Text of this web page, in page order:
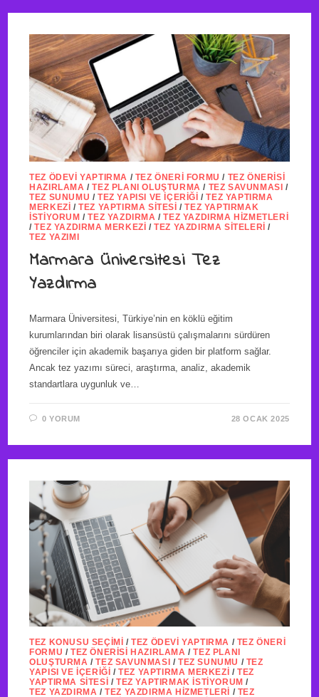
TEZ ÖDEVI YAPTIRMA / TEZ ÖNERI FORMU / TEZ ÖNERISI
HAZIRLAMA /TEZ PLANI OLUŞTURMA / TEZ SAVUNMASI /
TEZ SUNUMU /TEZ YAPISI VE İÇERIĞI /TEZ YAPTIRMA
MERKEZI /TEZ YAPTIRMA SITESI /TEZ YAPTIRMAK
İSTIYORUM /TEZ YAZDIRMA /TEZ YAZDIRMA HIZMETLERI
/TEZ YAZDIRMA MERKEZI /TEZ YAZDIRMA SITELERI /
TEZ YAZIMI
Marmara Üniversitesi Tez
Yazdırma
Marmara Üniversitesi, Türkiye’nin en köklü eğitim
kurumlarından biri olarak lisansüstü çalışmalarını sürdüren
öğrenciler için akademik başarıya giden bir platform sağlar.
Ancak tez yazımı süreci, araştırma, analiz, akademik
standartlara uygunluk ve…
0 YORUM 28 OCAK 2025
TEZ KONUSU SEÇIMI /TEZ ÖDEVI YAPTIRMA / TEZ ÖNERI
FORMU /TEZ ÖNERISI HAZIRLAMA /TEZ PLANI
OLUŞTURMA /TEZ SAVUNMASI /TEZ SUNUMU / TEZ
YAPISI VE İÇERIĞI /TEZ YAPTIRMA MERKEZI /TEZ
YAPTIRMA SITESI /TEZ YAPTIRMAK İSTIYORUM /
TEZ YAZDIRMA /TEZ YAZDIRMA HIZMETLERI / TEZ